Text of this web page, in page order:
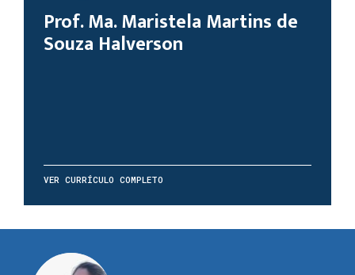
Prof. Ma. Maristela Martins de
Souza Halverson
VER CURRÍCULO COMPLETO